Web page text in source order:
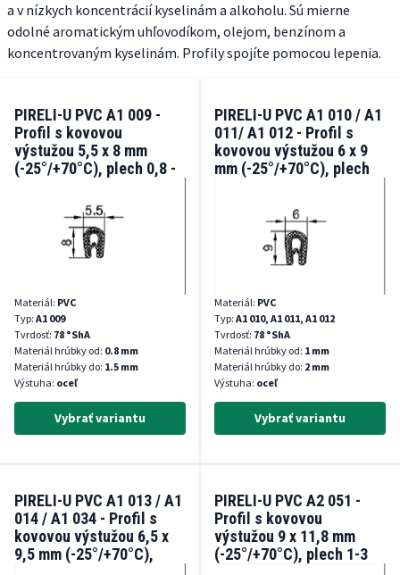
a v nízkych koncentrácií kyselinám a alkoholu. Sú mierne
odolné aromatickým uhľovodíkom, olejom, benzínom a
koncentrovaným kyselinám. Profily spojíte pomocou lepenia.
PIRELI-U PVC A1 009 -
Profil s kovovou
výstužou 5,5 x 8 mm
(-25°/+70°C), plech 0,8 -
Materiál: PVC
Typ: A1 009
Tvrdosť: 78 °ShA
Materiál hrúbky od: 0.8 mm
Materiál hrúbky do: 1.5 mm
Výstuha: oceľ
Vybrať variantu
PIRELI-U PVC A1 010 / A1
011/ A1 012 - Profil s
kovovou výstužou 6 x 9
mm (-25°/+70°C), plech
Materiál: PVC
Typ: A1 010, A1 011, A1 012
Tvrdosť: 78 °ShA
Materiál hrúbky od: 1 mm
Materiál hrúbky do: 2 mm
Výstuha: oceľ
Vybrať variantu
PIRELI-U PVC A1 013 / A1
014 / A1 034 - Profil s
kovovou výstužou 6,5 x
9,5 mm (-25°/+70°C),
PIRELI-U PVC A2 051 -
Profil s kovovou
výstužou 9 x 11,8 mm
(-25°/+70°C), plech 1-3